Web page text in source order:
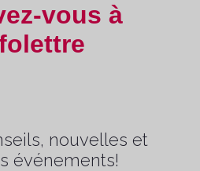
vous à
nouvelles et
événements!